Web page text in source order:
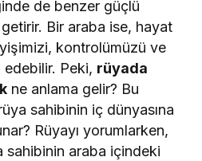
de benzer güçlü
Bir araba ise, hayat
kontrolümüzü ve
Peki, rüyada
ne anlama gelir? Bu
sahibinin iç dünyasına
Rüyayı yorumlarken,
sahibinin araba içindeki